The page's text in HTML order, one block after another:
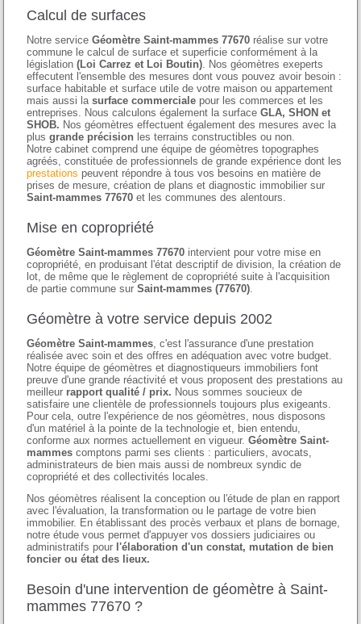
Calcul de surfaces
Notre serviceGéomètre Saint-mammes 77670 réalise sur votre
commune le calcul de surface et superficie conformément à la
législation(Loi Carrez et Loi Boutin). Nos géomètres exeperts
effecutent l'ensemble des mesures dont vous pouvez avoir besoin :
surface habitable et surface utile de votre maison ou appartement
mais aussi lasurface commerciale pour les commerces et les
entreprises. Nous calculons également la surfaceGLA, SHON et
SHOB. Nos géomètres effectuent également des mesures avec la
plusgrande précision les terrains constructibles ou non.
Notre cabinet comprend une équipe de géomètres topographes
agréés, constituée de professionnels de grande expérience dont les
prestations peuvent répondre à tous vos besoins en matière de
prises de mesure, création de plans et diagnostic immobilier sur
Saint-mammes 77670 et les communes des alentours.
Mise en copropriété
Géomètre Saint-mammes 77670 intervient pour votre mise en
copropriété, en produisant l'état descriptif de division, la création de
lot, de même que le règlement de copropriété suite à l'acquisition
de partie commune surSaint-mammes (77670).
Géomètre à votre service depuis 2002
Géomètre Saint-mammes, c'est l'assurance d'une prestation
réalisée avec soin et des offres en adéquation avec votre budget.
Notre équipe de géomètres et diagnostiqueurs immobiliers font
preuve d'une grande réactivité et vous proposent des prestations au
meilleur rapport qualité / prix. Nous sommes soucieux de
satisfaire une clientèle de professionnels toujours plus exigeants.
Pour cela, outre l'expérience de nos géomètres, nous disposons
d'un matériel à la pointe de la technologie et, bien entendu,
conforme aux normes actuellement en vigueur.Géomètre Saint-
mammes comptons parmi ses clients : particuliers, avocats,
administrateurs de bien mais aussi de nombreux syndic de
copropriété et des collectivités locales.
Nos géomètres réalisent la conception ou l'étude de plan en rapport
avec l'évaluation, la transformation ou le partage de votre bien
immobilier. En établissant des procès verbaux et plans de bornage,
notre étude vous permet d'appuyer vos dossiers judiciaires ou
administratifs pour l'élaboration d'un constat, mutation de bien
foncier ou état des lieux.
Besoin d'une intervention de géomètre à Saint-
mammes 77670 ?